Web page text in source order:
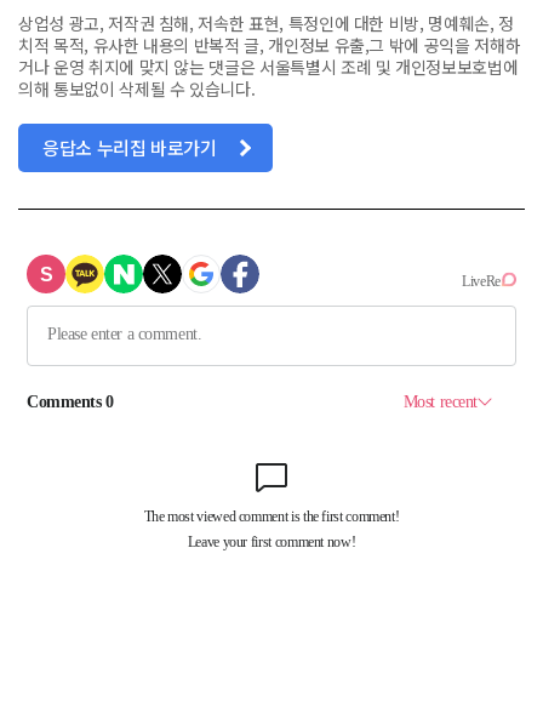
상업성 광고, 저작권 침해, 저속한 표현, 특정인에 대한 비방, 명예훼손, 정
치적 목적, 유사한 내용의 반복적 글, 개인정보 유출,그 밖에 공익을 저해하
거나 운영 취지에 맞지 않는 댓글은 서울특별시 조례 및 개인정보보호법에
의해 통보없이 삭제될 수 있습니다.
응답소 누리집 바로가기